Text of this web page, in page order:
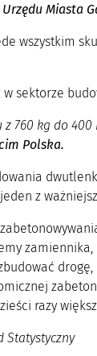
Miasta
wszystkim
sektorze
760 kg do
Polska.
z
razy
Statystyczny